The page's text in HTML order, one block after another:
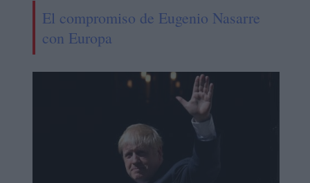
El compromiso de Eugenio Nasarre
con Europa